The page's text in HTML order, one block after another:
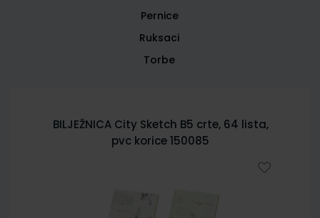
Pernice
Ruksaci
Torbe
BILJEŽNICA City Sketch B5 crte, 64 lista,
pvc korice 150085